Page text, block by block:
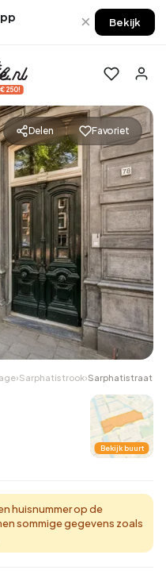
× Bekijk
€250!
Delen Favoriet
›Sarphatistrook›Sarphatistraat
Bekijk buurt
huisnummer op de
sommige gegevens zoals